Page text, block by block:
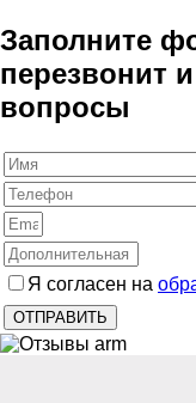
Заполните
перезвонит
вопросы
Я согласен на